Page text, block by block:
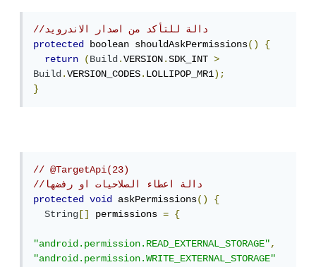
//دالة للتأكد من اصدار الاندرويد
protected boolean shouldAskPermissions()
{
return
(Build.VERSION.SDK_INT >
Build.VERSION_CODES.LOLLIPOP_MR1);
}
// @TargetApi(23)
//دالة اعطاء الصلاحيات او رفضها
protected
void askPermissions()
{
String [] permissions = {
"android.permission.READ_EXTERNAL_STORAGE",
"android.permission.WRITE_EXTERNAL_STORAGE"